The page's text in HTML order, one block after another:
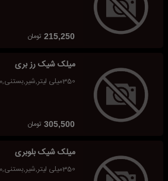
215,250 تومان
میلک شیک رز بری
350میلی لیتر,شیر,بستنی,میوه رزبری
305,500 تومان
میلک شیک بلوبری
350میلی لیتر,شیر,بستنی,میوه بلوبری